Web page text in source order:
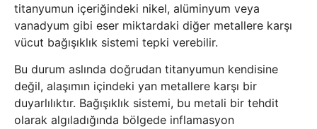
titanyumun içeriğindeki nikel, alüminyum veya
vanadyum gibi eser miktardaki diğer metallere karşı
vücut bağışıklık sistemi tepki verebilir.
Bu durum aslında doğrudan titanyumun kendisine
değil, alaşımın içindeki yan metallere karşı bir
duyarlılıktır. Bağışıklık sistemi, bu metali bir tehdit
olarak algıladığında bölgede inflamasyon